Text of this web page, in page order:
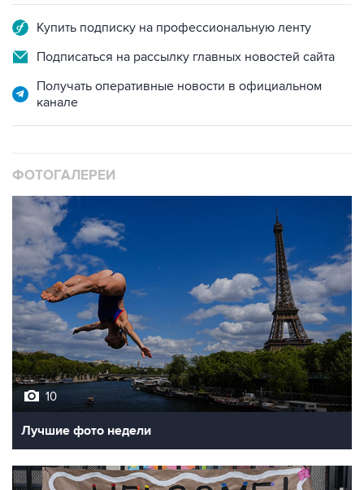
Купить подписку на профессиональную ленту
Подписаться на рассылку главных новостей сайта
Получать оперативные новости в официальном
канале
ФОТОГАЛЕРЕИ
10
Лучшие фото недели